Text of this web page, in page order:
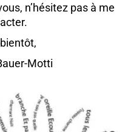
n’hésitez pas à me
Motti